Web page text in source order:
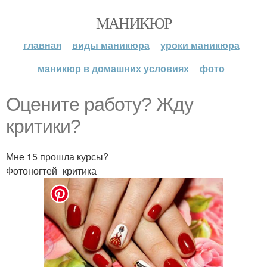
МАНИКЮР
главная виды маникюра
уроки маникюра
маникюр в домашних условиях
фото
Оцените работу? Жду
критики?
Мне 15 прошла курсы?
Фотоногтей_критика